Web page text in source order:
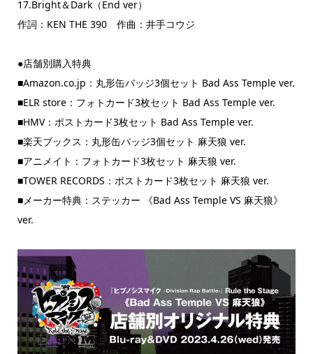
17.Bright＆Dark（End ver）
作詞：KEN THE 390 作曲：井手コウジ
●店舗別購入特典
■Amazon.co.jp：丸形缶バッジ3個セット Bad Ass Temple ver.
■ELR store：フォトカード3枚セット Bad Ass Temple ver.
■HMV：ポストカード3枚セット Bad Ass Temple ver.
■楽天ブックス：丸形缶バッジ3個セット 麻天狼 ver.
■アニメイト：フォトカード3枚セット 麻天狼 ver.
■TOWER RECORDS：ポストカード3枚セット 麻天狼 ver.
■メーカー特典：ステッカー 《Bad Ass Temple VS 麻天狼》
ver.